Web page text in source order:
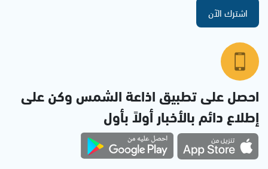
اشترك الآن
احصل على تطبيق اذاعة الشمس وكن على
إطلاع دائم بالأخبار أولاً بأول